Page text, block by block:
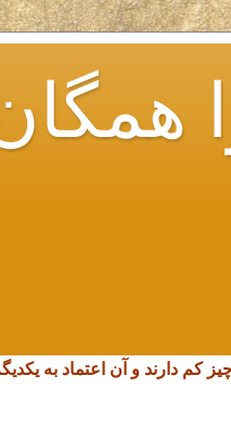
کم دارند و آن اعتماد به